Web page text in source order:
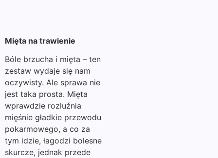
Mięta na trawienie
Bóle brzucha i mięta – ten
zestaw wydaje się nam
oczywisty. Ale sprawa nie
jest taka prosta. Mięta
wprawdzie rozluźnia
mięśnie gładkie przewodu
pokarmowego, a co za
tym idzie, łagodzi bolesne
skurcze, jednak przede